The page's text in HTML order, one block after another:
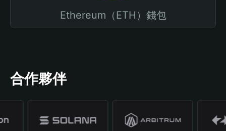
Ethereum（ETH）錢包
合作夥伴